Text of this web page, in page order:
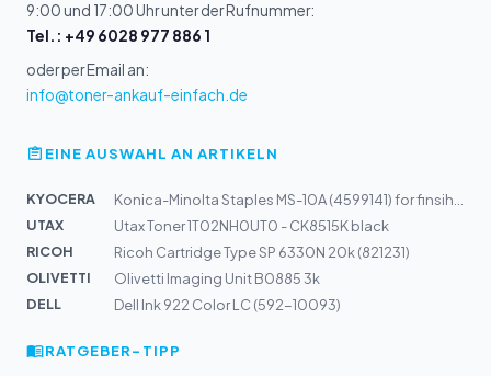
9:00 und 17:00 Uhr unter der Rufnummer:
Tel.: +49 6028 977 886 1
oder per Email an:
info@toner-ankauf-einfach.de
EINE AUSWAHL AN ARTIKELN
KYOCERA
UTAX
Utax Toner 1T02NH0UT0 - CK8515K black
RICOH
Ricoh Cartridge Type SP 6330N 20k (821231)
OLIVETTI
Olivetti Imaging Unit B0885 3k
DELL
Dell Ink 922 Color LC (592-10093)
RATGEBER-TIPP